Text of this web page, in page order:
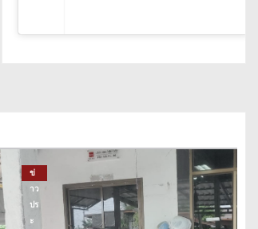
ข่
าว
ปร
ะ